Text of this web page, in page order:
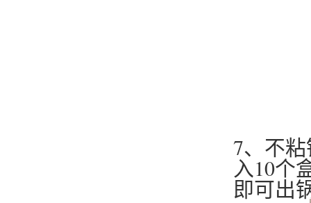
7、不
入10个
即可出